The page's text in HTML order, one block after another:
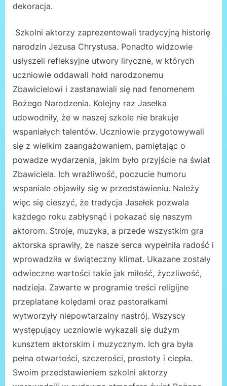
dekoracja.
Szkolni aktorzy zaprezentowali tradycyjną historię
narodzin Jezusa Chrystusa. Ponadto widzowie
usłyszeli refleksyjne utwory liryczne, w których
uczniowie oddawali hołd narodzonemu
Zbawicielowi i zastanawiali się nad fenomenem
Bożego Narodzenia. Kolejny raz Jasełka
udowodniły, że w naszej szkole nie brakuje
wspaniałych talentów. Uczniowie przygotowywali
się z wielkim zaangażowaniem, pamiętając o
powadze wydarzenia, jakim było przyjście na świat
Zbawiciela. Ich wrażliwość, poczucie humoru
wspaniale objawiły się w przedstawieniu. Należy
więc się cieszyć, że tradycja Jasełek pozwala
każdego roku zabłysnąć i pokazać się naszym
aktorom. Stroje, muzyka, a przede wszystkim gra
aktorska sprawiły, że nasze serca wypełniła radość i
wprowadziła w świąteczny klimat. Ukazane zostały
odwieczne wartości takie jak miłość, życzliwość,
nadzieja. Zawarte w programie treści religijne
przeplatane kolędami oraz pastorałkami
wytworzyły niepowtarzalny nastrój. Wszyscy
występujący uczniowie wykazali się dużym
kunsztem aktorskim i muzycznym. Ich gra była
pełna otwartości, szczerości, prostoty i ciepła.
Swoim przedstawieniem szkolni aktorzy